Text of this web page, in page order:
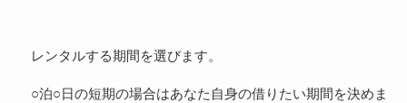
レンタルする期間を選びます。
○泊○日の短期の場合はあなた自身の借りたい期間を決めま